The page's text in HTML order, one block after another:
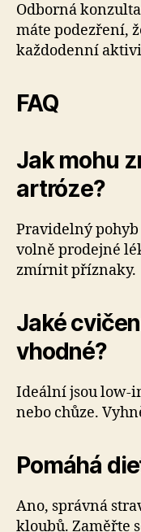
Odborná
máte podezření,
každodenní
FAQ
Jak mohu
artróze?
Pravidelný
volně prodejné
zmírnit příznaky.
Jaké
vhodné?
Ideální jsou low-
nebo chůze.
Pomáhá
Ano, správná
kloubů. Zaměřte